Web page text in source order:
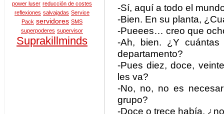
power luser reducción de costes
reflexiones salvajadas Service
Pack servidores SMS
superpoderes supervisor
Suprakillminds
-Sí, aquí a todo el
-Bien. En su planta,
-Pueees… creo que
-Ah, bien. ¿Y
departamento?
-Pues diez, doce,
les va?
-No, no, no es
grupo?
-Doce o trece había,